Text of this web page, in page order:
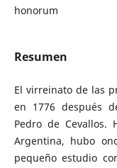
honorum
Resumen
El virreinato de las
en 1776 después
Pedro de Cevallos.
Argentina, hubo
pequeño estudio